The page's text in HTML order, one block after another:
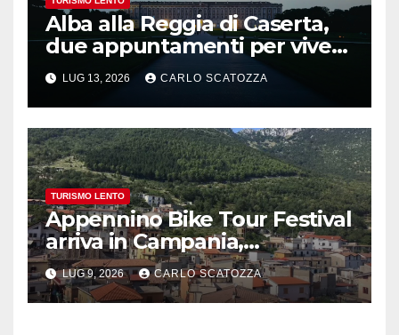
Alba alla Reggia di Caserta,
due appuntamenti per vivere
la magia
LUG 13, 2026 CARLO SCATOZZA
TURISMO LENTO
Appennino Bike Tour Festival
arriva in Campania,
appuntamento a Valle
Agricola
LUG 9, 2026 CARLO SCATOZZA